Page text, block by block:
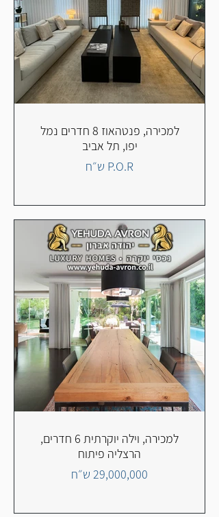
למכירה, פנטהאוז 8 חדרים נמל
יפו, תל אביב
P.O.R ש״ח
למכירה, וילה יוקרתית 6 חדרים,
הרצליה פיתוח
29,000,000 ש״ח